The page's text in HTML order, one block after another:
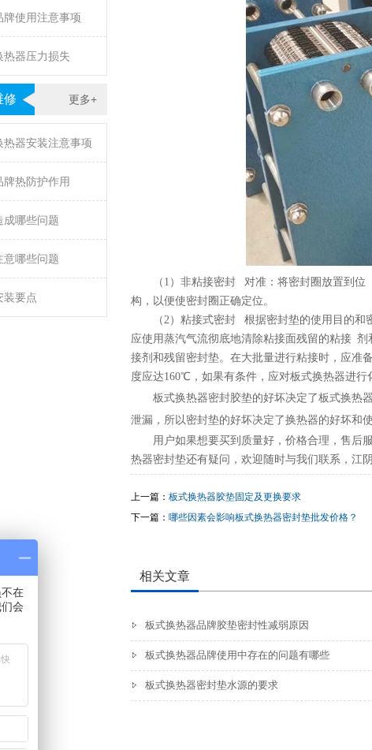
牌使用注意事项
热器压力损失
更多+
修
热器安装注意事项
热防护作用
成哪些问题
意哪些问题
装要点
（1）非粘接密封 对准：将密封圈放置到
构，以便使密封圈正确定位。
（2）粘接式密封 根据密封垫的使用目的和
应使用蒸汽气流彻底地清除粘接面残留的粘接
接剂和残留密封垫。在大批量进行粘接时，应准
度应达160℃，如果有条件，应对板式换热器进
板式换热器密封胶垫的好坏决定了板式换热
泄漏，所以密封垫的好坏决定了换热器的好坏和
用户如果想要买到质量好，价格合理，售后
热器密封垫还有疑问，欢迎随时与我们联系，江
上一篇： 板式换热器胶垫固定及更换要求
下一篇： 哪些因素会影响板式换热器密封垫批发价格？
相关文章
板式换热器品牌胶垫密封性减弱原因
板式换热器品牌使用中存在的问题有哪些
板式换热器密封垫水源的要求
在
会